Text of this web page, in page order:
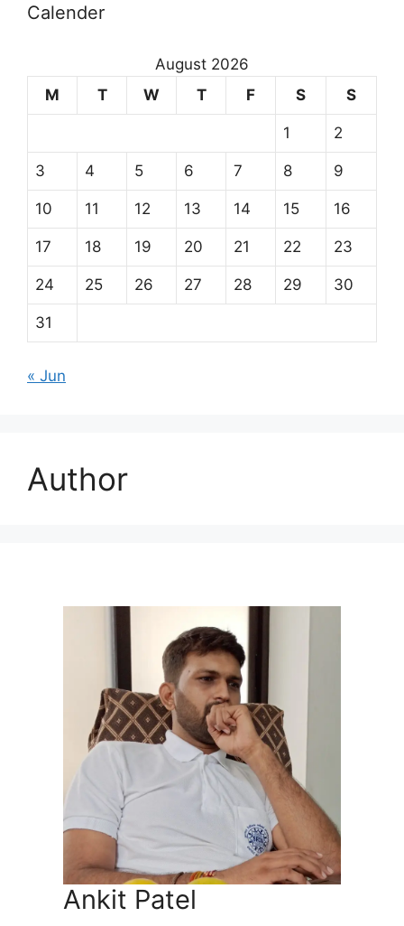
Calender
August 2026
M
T W T F S S
1 2
3 4 5 6 7 8 9
10 11 12 13 14 15 16
17 18 19 20 21 22 23
24 25 26 27 28 29 30
31
« Jun
Author
Ankit Patel